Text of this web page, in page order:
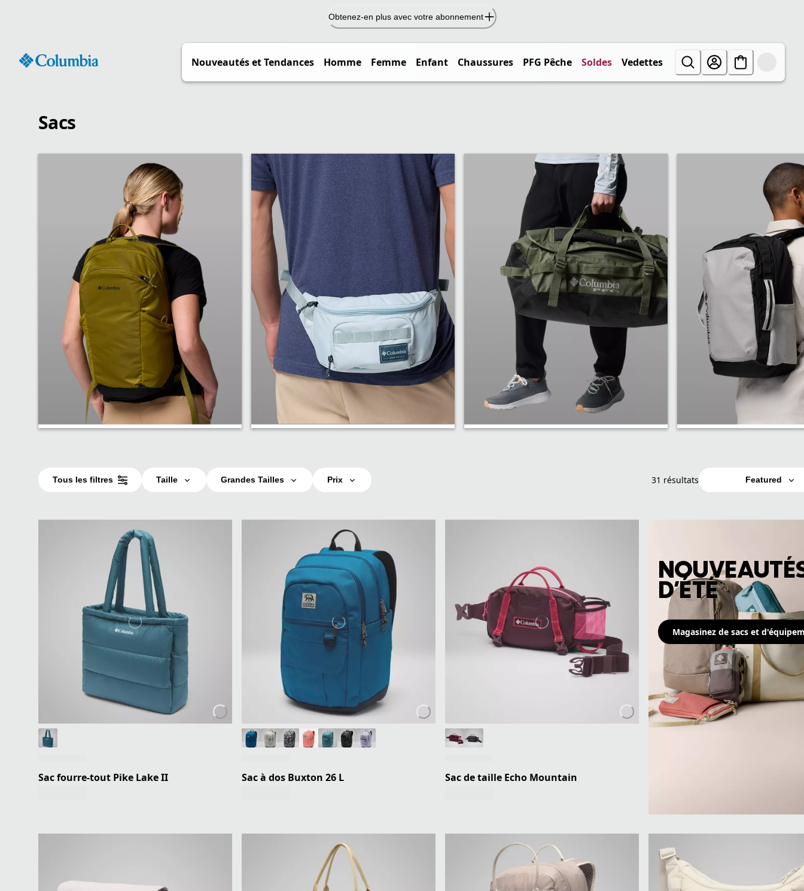
Obtenez-en plus avec votre abonnement
Nouveautés et Tendances Homme Femme Enfant Chaussures PFG Pêche Soldes Vedettes
Sacs
Tous les filtres Taille Grandes Tailles Prix 31 résultats Featured
Sac fourre-tout Pike Lake II Sac à dos Buxton 26 L Sac de taille Echo Mountain
D'ÉTÉ
Magasinez de sacs et